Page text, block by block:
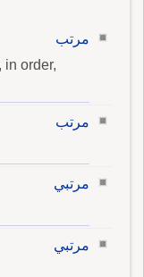
مرتب
in order,
مرتب
مرتبي
مرتبي